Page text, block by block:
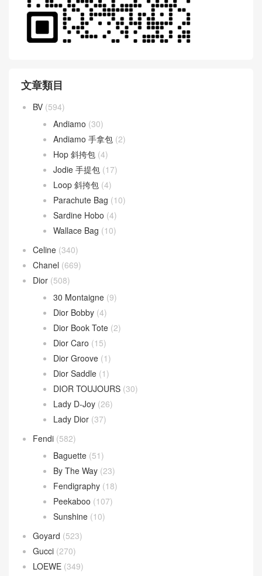
文章類目
(594)
Andiamo(30)
Andiamo 手拿包(2)
Hop 斜挎包 (4)
Jodie 手提包 (17)
Loop 斜挎包 (4)
Parachute Bag(10)
Sardine Hobo(4)
Wallace Bag(10)
Celine (340)
Chanel(669)
Dior
(508)
30 Montaigne(9)
Dior Bobby(4)
Dior Book Tote
Dior Caro
Dior Groove
Dior Saddle